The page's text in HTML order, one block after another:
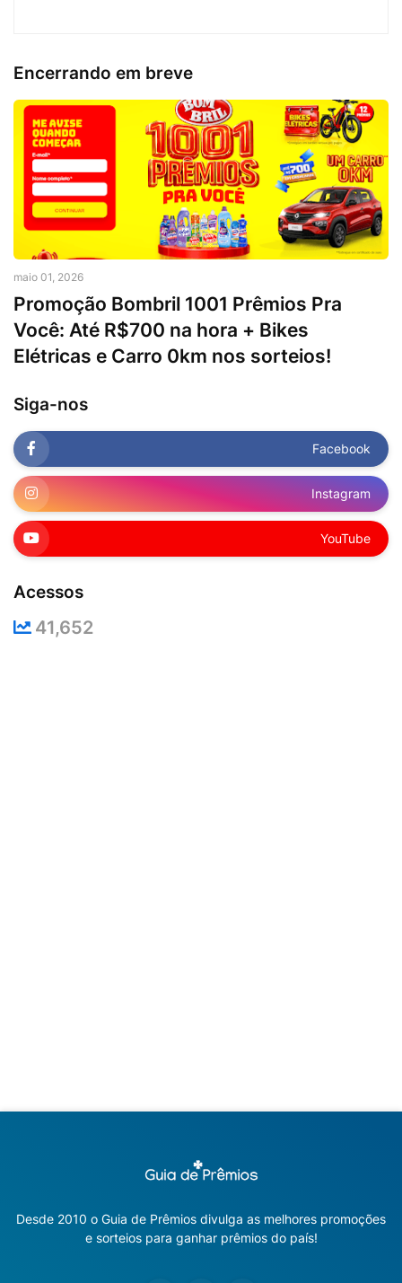
Encerrando em breve
maio 01, 2026
Promoção Bombril 1001 Prêmios Pra
Você: Até R$700 na hora + Bikes
Elétricas e Carro 0km nos sorteios!
Siga-nos
Facebook
Instagram
YouTube
Acessos
41,652
Desde 2010 o Guia de Prêmios divulga as melhores promoções
e sorteios para ganhar prêmios do país!